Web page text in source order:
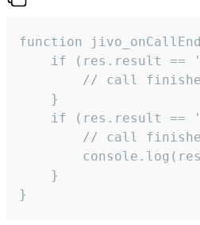
function
if (res.result ==
// call
    }
if (res.result ==
// call
    }
}